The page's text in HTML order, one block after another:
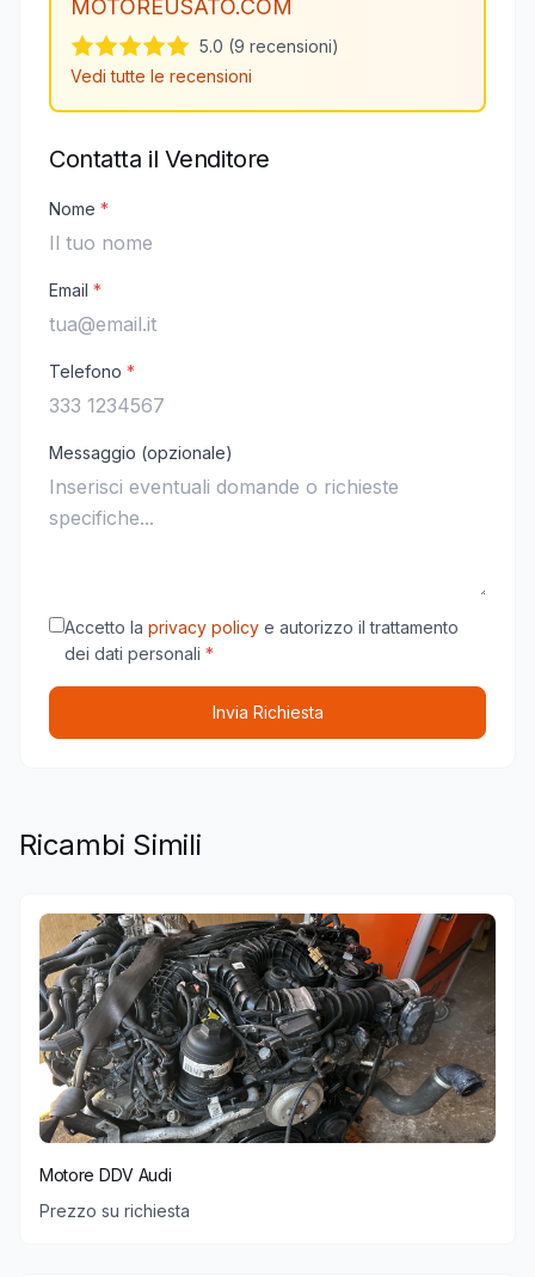
MOTOREUSATO.COM
5.0 (9 recensioni)
Vedi tutte le recensioni
Contatta il Venditore
Nome *
Email *
Telefono *
Messaggio (opzionale)
Accetto la privacy policy e autorizzo il trattamento
dei dati personali *
Invia Richiesta
Ricambi Simili
Motore DDV Audi
Prezzo su richiesta